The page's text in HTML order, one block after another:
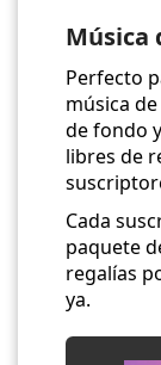
Música
Perfecto
música
de fondo
libres de
Cada
paquete
regalías
ya.